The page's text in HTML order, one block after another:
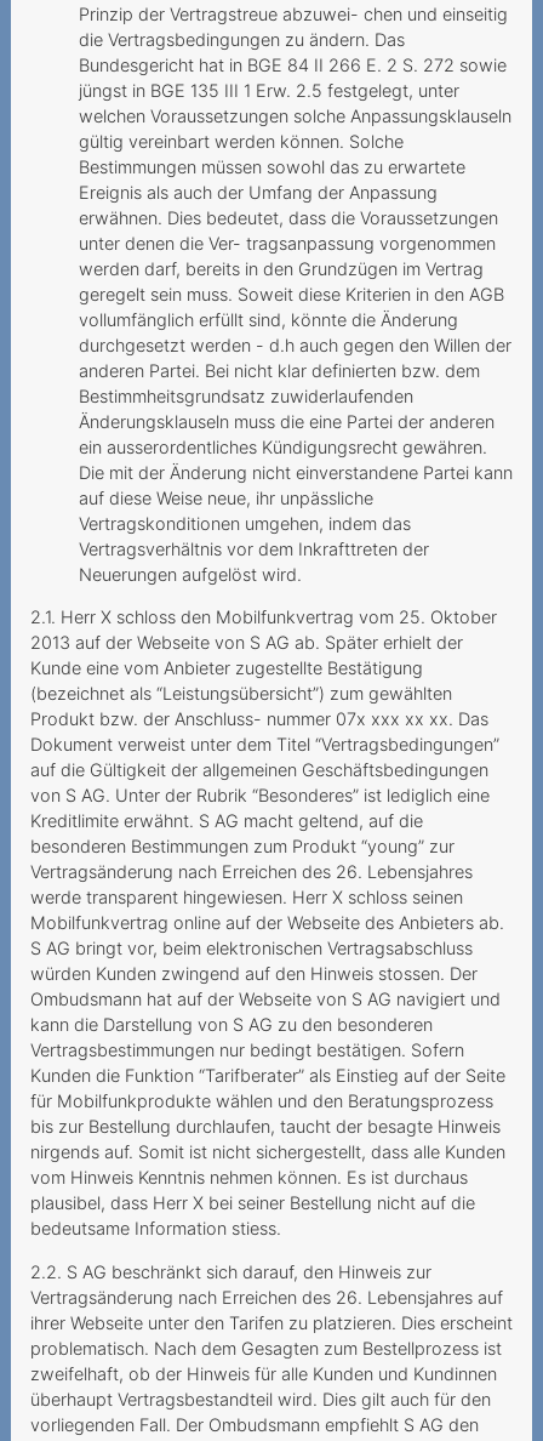
Prinzip der Vertragstreue abzuwei- chen und einseitig
die Vertragsbedingungen zu ändern. Das
Bundesgericht hat in BGE 84 II 266 E. 2 S. 272 sowie
jüngst in BGE 135 III 1 Erw. 2.5 festgelegt, unter
welchen Voraussetzungen solche Anpassungsklauseln
gültig vereinbart werden können. Solche
Bestimmungen müssen sowohl das zu erwartete
Ereignis als auch der Umfang der Anpassung
erwähnen. Dies bedeutet, dass die Voraussetzungen
unter denen die Ver- tragsanpassung vorgenommen
werden darf, bereits in den Grundzügen im Vertrag
geregelt sein muss. Soweit diese Kriterien in den AGB
vollumfänglich erfüllt sind, könnte die Änderung
durchgesetzt werden - d.h auch gegen den Willen der
anderen Partei. Bei nicht klar definierten bzw. dem
Bestimmheitsgrundsatz zuwiderlaufenden
Änderungsklauseln muss die eine Partei der anderen
ein ausserordentliches Kündigungsrecht gewähren.
Die mit der Änderung nicht einverstandene Partei kann
auf diese Weise neue, ihr unpässliche
Vertragskonditionen umgehen, indem das
Vertragsverhältnis vor dem Inkrafttreten der
Neuerungen aufgelöst wird.
2.1. Herr X schloss den Mobilfunkvertrag vom 25. Oktober
2013 auf der Webseite von S AG ab. Später erhielt der
Kunde eine vom Anbieter zugestellte Bestätigung
(bezeichnet als “Leistungsübersicht”) zum gewählten
Produkt bzw. der Anschluss- nummer 07x xxx xx xx. Das
Dokument verweist unter dem Titel “Vertragsbedingungen”
auf die Gültigkeit der allgemeinen Geschäftsbedingungen
von S AG. Unter der Rubrik “Besonderes” ist lediglich eine
Kreditlimite erwähnt. S AG macht geltend, auf die
besonderen Bestimmungen zum Produkt “young” zur
Vertragsänderung nach Erreichen des 26. Lebensjahres
werde transparent hingewiesen. Herr X schloss seinen
Mobilfunkvertrag online auf der Webseite des Anbieters ab.
S AG bringt vor, beim elektronischen Vertragsabschluss
würden Kunden zwingend auf den Hinweis stossen. Der
Ombudsmann hat auf der Webseite von S AG navigiert und
kann die Darstellung von S AG zu den besonderen
Vertragsbestimmungen nur bedingt bestätigen. Sofern
Kunden die Funktion “Tarifberater” als Einstieg auf der Seite
für Mobilfunkprodukte wählen und den Beratungsprozess
bis zur Bestellung durchlaufen, taucht der besagte Hinweis
nirgends auf. Somit ist nicht sichergestellt, dass alle Kunden
vom Hinweis Kenntnis nehmen können. Es ist durchaus
plausibel, dass Herr X bei seiner Bestellung nicht auf die
bedeutsame Information stiess.
2.2. S AG beschränkt sich darauf, den Hinweis zur
Vertragsänderung nach Erreichen des 26. Lebensjahres auf
ihrer Webseite unter den Tarifen zu platzieren. Dies erscheint
problematisch. Nach dem Gesagten zum Bestellprozess ist
zweifelhaft, ob der Hinweis für alle Kunden und Kundinnen
überhaupt Vertragsbestandteil wird. Dies gilt auch für den
vorliegenden Fall. Der Ombudsmann empfiehlt S AG den
Doch kein „unlimitiertes
Internet“
Illimitato non significa
limitato
Unlauteres und
irreführendes Vorgehen
Confusion totale menant la
demande de portage à
l’échec
Herausgabe von
Verbindungsnachweisen
ohne Ermächtigung
Kündigung wegen Umzug
Mieux vaut pas deux fois
qu'une
Conditions de résiliation
complexes et inflexibles
Kostspielige
Partnervermittlung
Unerwünschte
Mehrwertdienst-SMS
Promotion mit Tücke
Kabelanschlussgebühren
doppelt bezahlt?
Roaming in Grenzgebieten
Dauerauftrag mit falscher
Referenznummer
2021
Irreführende
Abonnementsangaben und
wesentlicher Irrtum
Unbekannte Rufnummer im
Kundenkonto
Verfall des Prepaid-
Guthabens infolge
Nichtgebrauchs
Urteilsunfähigkeit infolge
psychischer Erkrankung